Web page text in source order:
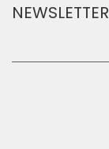
NEWSLETTER